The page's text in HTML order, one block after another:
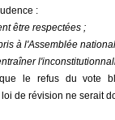
:
être respectées ;
à l'Assemblée
le refus du vote
loi de révision ne serait